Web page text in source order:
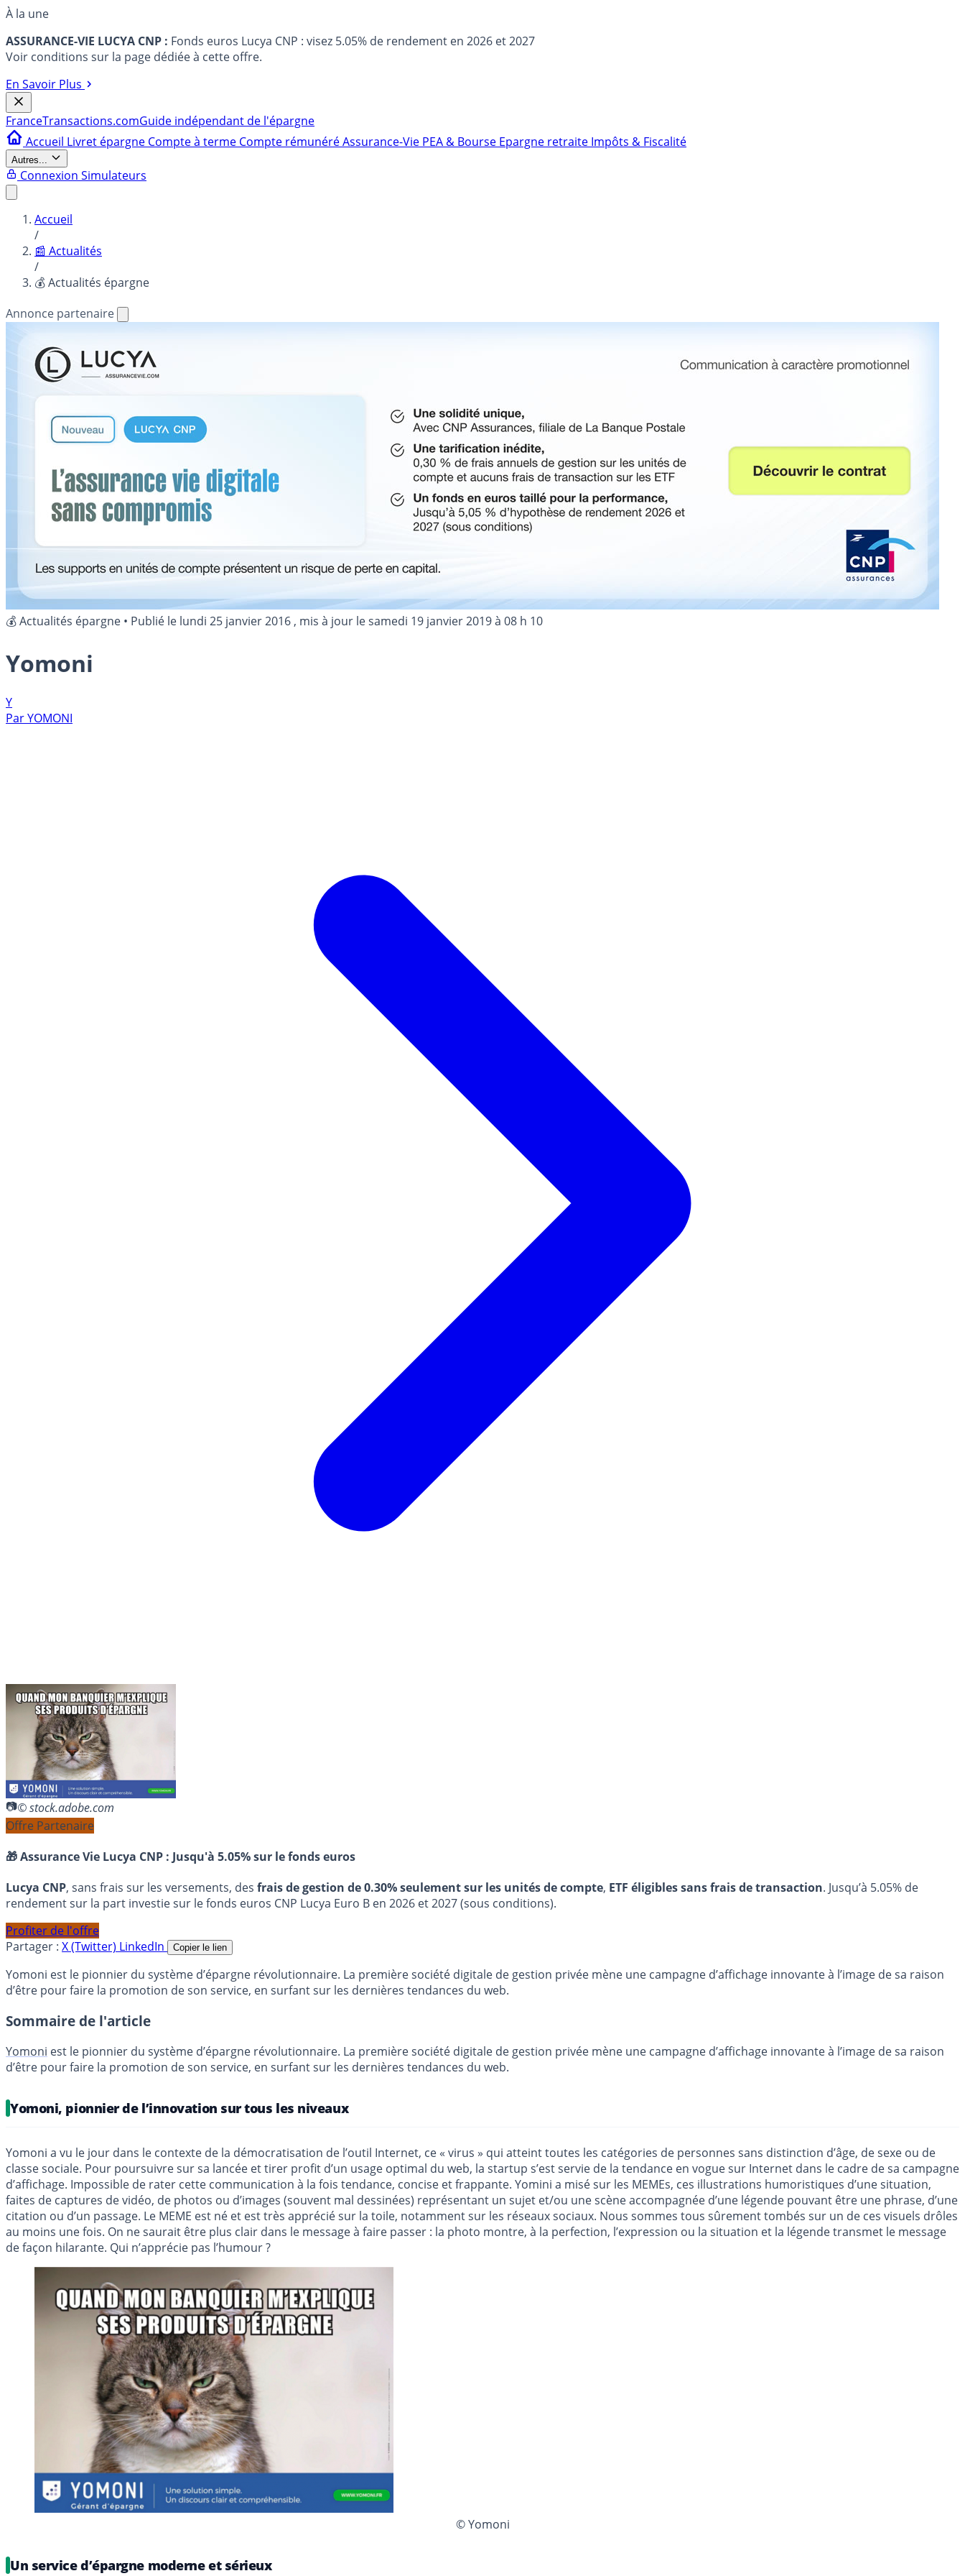
À la une
ASSURANCE-VIE LUCYA CNP : Fonds euros Lucya CNP : visez 5.05% de rendement en 2026 et 2027
Voir conditions sur la page dédiée à cette offre.
En Savoir Plus
FranceTransactions.comGuide indépendant de l'épargne
Accueil Livret épargne Compte à terme Compte rémunéréAssurance-Vie PEA & Bourse Epargne retraite Impôts & Fiscalité
Autres...
Connexion Simulateurs
Accueil
/
📰 Actualités
/
💰 Actualités épargne
Annonce partenaire
💰 Actualités épargne • Publié le lundi 25 janvier 2016 , mis à jour lesamedi 19 janvier 2019 à 08 h 10
Yomoni
Y
ParYOMONI
© stock.adobe.com
Offre Partenaire
🎁 Assurance Vie Lucya CNP : Jusqu'à 5.05% sur le fonds euros
Lucya CNP, sans frais sur les versements, des frais de gestion de 0.30% seulement sur les unités de compte, ETF éligibles sans frais de transaction. Jusqu’à 5.05% de
rendement sur la part investie sur le fonds euros CNP Lucya Euro B en 2026 et 2027 (sous conditions).
Profiter de l'offre
Partager : X (Twitter) LinkedIn Copier le lien
Yomoni est le pionnier du système d’épargne révolutionnaire. La première société digitale de gestion privée mène une campagne d’affichage innovante à l’image de sa raison
d’être pour faire la promotion de son service, en surfant sur les dernières tendances du web.
Sommaire de l'article
Yomoni est le pionnier du système d’épargne révolutionnaire. La première société digitale de gestion privée mène une campagne d’affichage innovante à l’image de sa raison
d’être pour faire la promotion de son service, en surfant sur les dernières tendances du web.
Yomoni, pionnier de l’innovation sur tous les niveaux
Yomoni a vu le jour dans le contexte de la démocratisation de l’outil Internet, ce « virus » qui atteint toutes les catégories de personnes sans distinction d’âge, de sexe ou de
classe sociale. Pour poursuivre sur sa lancée et tirer profit d’un usage optimal du web, la startup s’est servie de la tendance en vogue sur Internet dans le cadre de sa campagne
d’affichage. Impossible de rater cette communication à la fois tendance, concise et frappante. Yomini a misé sur les MEMEs, ces illustrations humoristiques d’une situation,
faites de captures de vidéo, de photos ou d’images (souvent mal dessinées) représentant un sujet et/ou une scène accompagnée d’une légende pouvant être une phrase, d’une
citation ou d’un passage. Le MEME est né et est très apprécié sur la toile, notamment sur les réseaux sociaux. Nous sommes tous sûrement tombés sur un de ces visuels drôles
au moins une fois. On ne saurait être plus clair dans le message à faire passer : la photo montre, à la perfection, l’expression ou la situation et la légende transmet le message
de façon hilarante. Qui n’apprécie pas l’humour ?
© Yomoni
Un service d’épargne moderne et sérieux